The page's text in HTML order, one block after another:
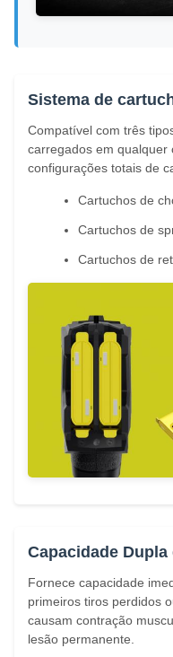
Sistema de
Compatível com três
carregados em qualquer
configurações totais de
Cartuchos de
Cartuchos de
Cartuchos de
Capacidade
Fornece capacidade
primeiros tiros perdidos
causam contração
lesão permanente.